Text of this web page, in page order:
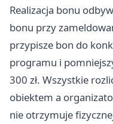
Realizacja bonu
bonu przy
przypisze bon do
programu i
300 zł. Wszystkie
obiektem a
nie otrzymuje